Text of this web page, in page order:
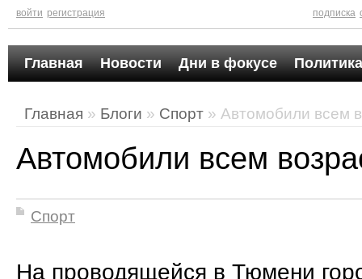
войти регистрация подписка
Главная Новости Дни в фокусе
Главная » Блоги » Спорт » Автомобили всем
Автомобили всем
Спорт
На проводящейся в Тюмени